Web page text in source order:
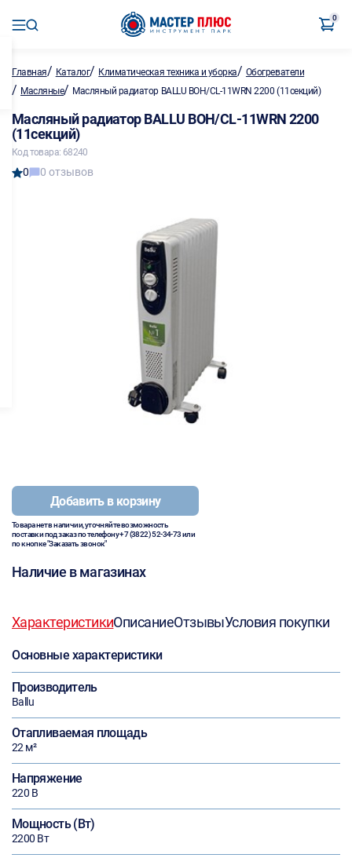
0
Главная/ Каталог/ Климатическая техника и уборка/ Обогреватели
/ Масляные/ Масляный радиатор BALLU BOH/CL-11WRN 2200 (11секций)
Масляный радиатор BALLU BOH/CL-11WRN 2200
(11секций)
Код товара: 68240
0 0 отзывов
Добавить в корзину
Товара нет в наличии, уточняйте возможность
поставки под заказ по телефону+7 (3822) 52-34-73или
по кнопке "Заказать звонок"
Наличие в магазинах
ХарактеристикиОписаниеОтзывыУсловия покупки
Основные характеристики
Производитель
Ballu
Отапливаемая площадь
22 м²
Напряжение
220 В
Мощность (Вт)
2200 Вт